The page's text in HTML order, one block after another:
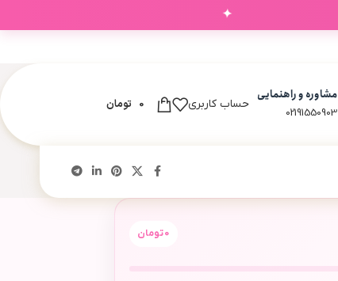
✦
مشاوره و راهنمایی
02191550903
حساب کاربری 0 تومان
0تومان